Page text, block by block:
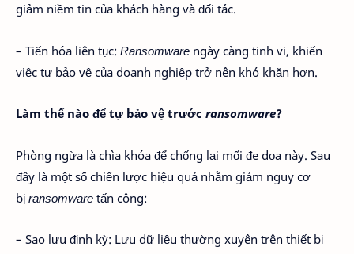
giảm niềm tin của khách hàng và đối tác.
– Tiến hóa liên tục: Ransomware ngày càng tinh vi, khiến
việc tự bảo vệ của doanh nghiệp trở nên khó khăn hơn.
Làm thế nào để tự bảo vệ trước ransomware?
Phòng ngừa là chìa khóa để chống lại mối đe dọa này. Sau
đây là một số chiến lược hiệu quả nhằm giảm nguy cơ
bị ransomware tấn công:
– Sao lưu định kỳ: Lưu dữ liệu thường xuyên trên thiết bị